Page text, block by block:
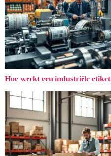
Hoe werkt een industriële